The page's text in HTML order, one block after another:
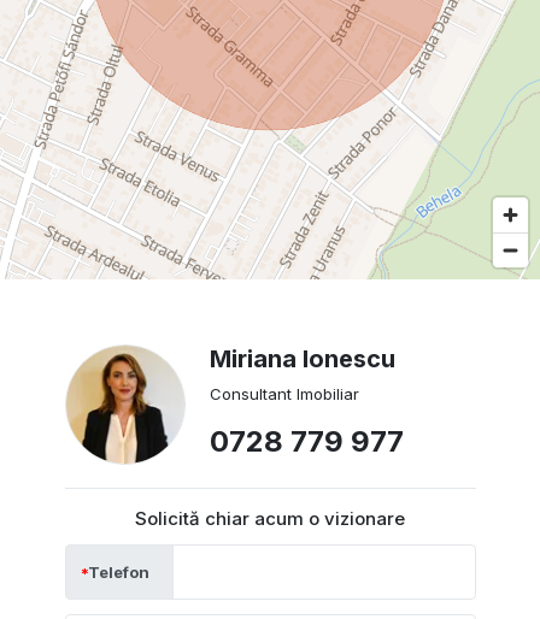
Miriana Ionescu
Consultant Imobiliar
0728 779 977
Solicită chiar acum o vizionare
Telefon